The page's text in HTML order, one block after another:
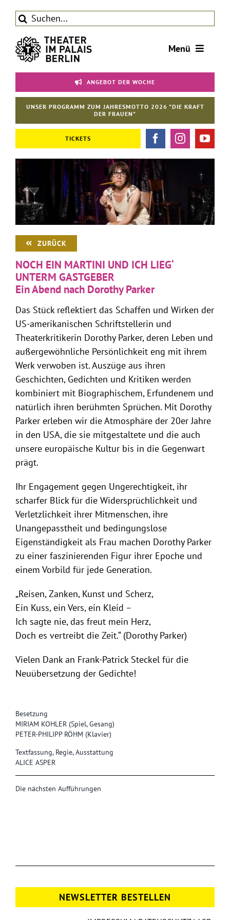
Inhalt
springen
Suche
Menü
Tickets
Theater
ANGEBOT DER WOCHE
UNSER PROGRAMM ZUM JAHRESMOTTO 2026 "DIE KRAFT
DER FRAUEN"
TICKETS
ZURÜCK
Besetzung
MIRIAM KOHLER (Spiel, Gesang)
PETER-PHILIPP RÖHM (Klavier)
Textfassung, Regie, Ausstattung
ALICE ASPER
Die nächsten Aufführungen
NOCH EIN MARTINI UND ICH LIEG‘
UNTERM GASTGEBER
Ein Abend nach Dorothy Parker
Das Stück reflektiert das Schaffen und Wirken der
US-amerikanischen Schriftstellerin und
Theaterkritikerin Dorothy Parker, deren Leben und
außergewöhnliche Persönlichkeit eng mit ihrem
Werk verwoben ist. Auszüge aus ihren
Geschichten, Gedichten und Kritiken werden
kombiniert mit Biographischem, Erfundenem und
natürlich ihren berühmten Sprüchen. Mit Dorothy
Parker erleben wir die Atmosphäre der 20er Jahre
in den USA, die sie mitgestaltete und die auch
unsere europäische Kultur bis in die Gegenwart
prägt.
Ihr Engagement gegen Ungerechtigkeit, ihr
scharfer Blick für die Widersprüchlichkeit und
Verletzlichkeit ihrer Mitmenschen, ihre
Unangepasstheit und bedingungslose
Eigenständigkeit als Frau machen Dorothy Parker
zu einer faszinierenden Figur ihrer Epoche und
einem Vorbild für jede Generation.
„Reisen, Zanken, Kunst und Scherz,
Ein Kuss, ein Vers, ein Kleid –
Ich sagte nie, das freut mein Herz,
Doch es vertreibt die Zeit.“ (Dorothy Parker)
Vielen Dank an Frank-Patrick Steckel für die
Neuübersetzung der Gedichte!
NEWSLETTER BESTELLEN